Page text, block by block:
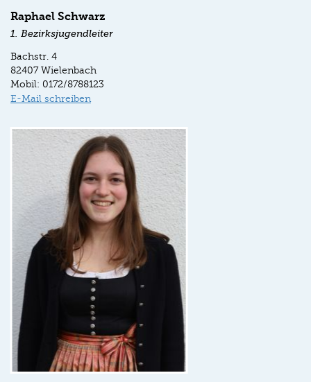
Raphael Schwarz
1. Bezirksjugendleiter
Bachstr. 4
82407 Wielenbach
Mobil: 0172/8788123
E-Mail schreiben